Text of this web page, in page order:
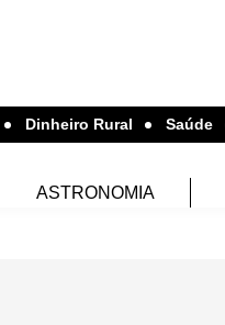
Dinheiro Rural Saúde
ASTRONOMIA